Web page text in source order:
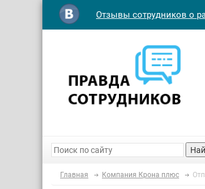
Отзывы сотрудников о
Главная Компания Крона плюс